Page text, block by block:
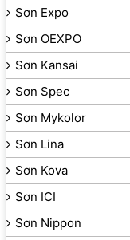
Sơn Expo
Sơn OEXPO
Sơn Kansai
Sơn Spec
Sơn Mykolor
Sơn Lina
Sơn Kova
Sơn ICI
Sơn Nippon